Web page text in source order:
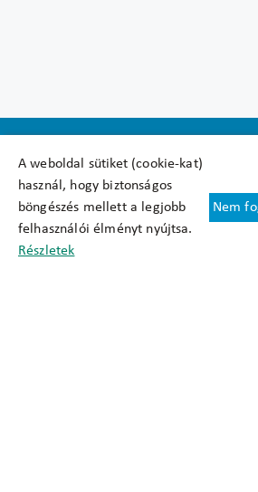
A weboldal sütiket (cookie-kat)
használ, hogy biztonságos
böngészés mellett a legjobb
felhasználói élményt nyújtsa.
Részletek
Nem
Felhasználási